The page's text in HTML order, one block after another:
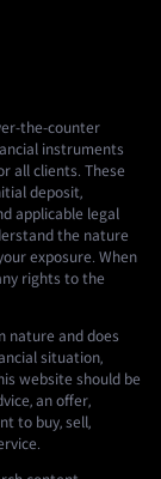
the-counter
instruments
all clients. These
deposit,
applicable legal
the nature
exposure. When
rights to the
nature and does
situation,
website should be
an offer,
to buy, sell,